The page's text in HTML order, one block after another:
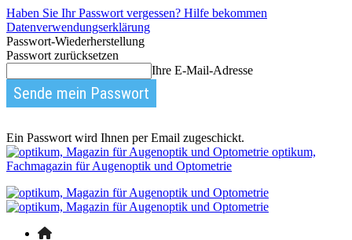
Haben Sie Ihr Passwort vergessen? Hilfe bekommen
Datenverwendungserklärung
Passwort-Wiederherstellung
Passwort zurücksetzen
Ihre E-Mail-Adresse
Ein Passwort wird Ihnen per Email zugeschickt.
optikum,
Fachmagazin für Augenoptik und Optometrie